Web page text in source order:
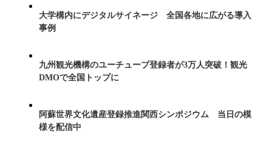
大学構内にデジタルサイネージ 全国各地に広がる導入
事例
九州観光機構のユーチューブ登録者が3万人突破！観光
DMOで全国トップに
阿蘇世界文化遺産登録推進関西シンポジウム 当日の模
様を配信中